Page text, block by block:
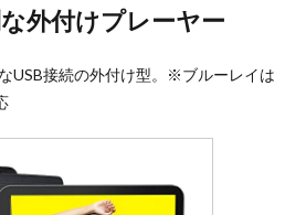
外付けプレーヤー
USB接続の外付け型。※ブルーレイは